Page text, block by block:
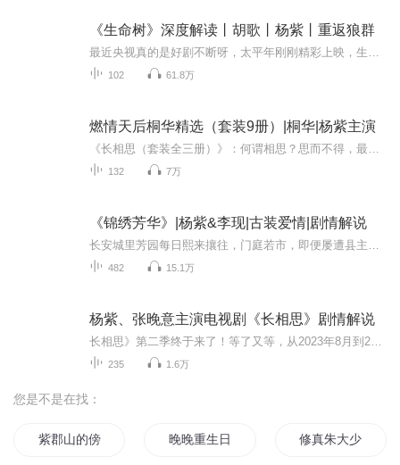
《生命树》深度解读丨胡歌丨杨紫丨重返狼群
102 61.8万
燃情天后桐华精选（套装9册）|桐华|杨紫主演
132 7万
《锦绣芳华》|杨紫&李现|古装爱情|剧情解说
482 15.1万
杨紫、张晚意主演电视剧《长相思》剧情解说
235 1.6万
您是不是在找：
紫郡山的傍晚 晚晚重生日记 修真朱大少